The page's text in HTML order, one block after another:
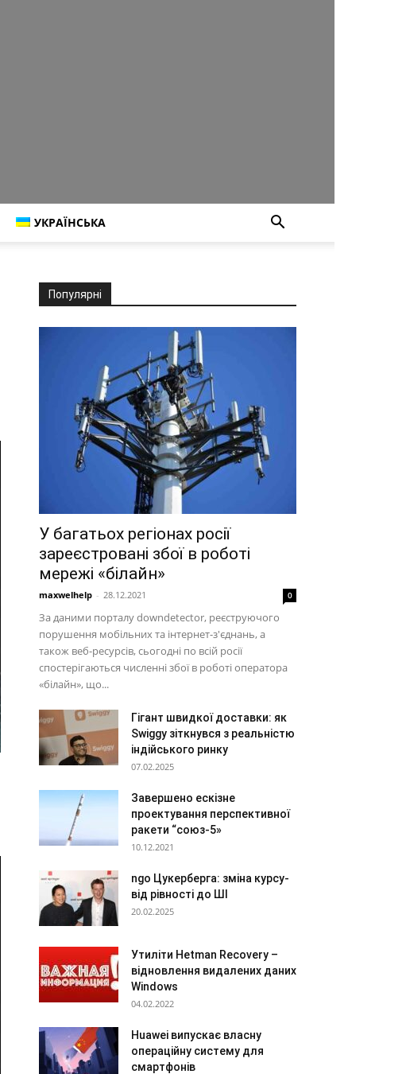
УКРАЇНСЬКА
Популярні
У багатьох регіонах росії
зареєстровані збої в роботі
мережі «білайн»
maxwelhelp - 28.12.2021 0
За даними порталу downdetector, реєструючого
порушення мобільних та інтернет-з'єднань, а
також веб-ресурсів, сьогодні по всій росії
спостерігаються численні збої в роботі оператора
«білайн», що...
Гігант швидкої доставки: як
Swiggy зіткнувся з реальністю
індійського ринку
07.02.2025
Завершено ескізне
проектування перспективної
ракети “союз-5»
10.12.2021
ngo Цукерберга: зміна курсу-
від рівності до ШІ
20.02.2025
Утиліти Hetman Recovery –
відновлення видалених даних
Windows
04.02.2022
Huawei випускає власну
операційну систему для
смартфонів